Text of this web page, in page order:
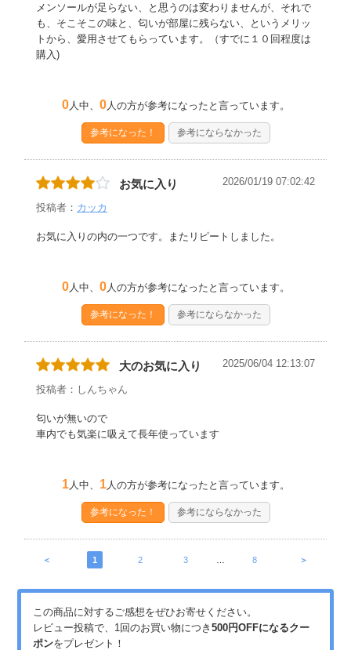
メンソールが足らない、と思うのは変わりませんが、それで
も、そこそこの味と、匂いが部屋に残らない、というメリッ
トから、愛用させてもらっています。（すでに１０回程度は
購入)
0人中、 0人の方が参考になったと言っています。
参考になった！ 参考にならなかった
お気に入り 2026/01/19 07:02:42
投稿者： カッカ
お気に入りの内の一つです。またリピートしました。
0人中、 0人の方が参考になったと言っています。
参考になった！ 参考にならなかった
大のお気に入り 2025/06/04 12:13:07
投稿者：しんちゃん
匂いが無いので
車内でも気楽に吸えて長年使っています
1人中、 1人の方が参考になったと言っています。
参考になった！ 参考にならなかった
＜ 1 2 3 8 ＞
この商品に対するご感想をぜひお寄せください。
レビュー投稿で、1回のお買い物につき 500円OFFになるクー
ポンをプレゼント！